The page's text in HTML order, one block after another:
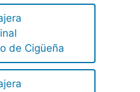
de Сigüeña